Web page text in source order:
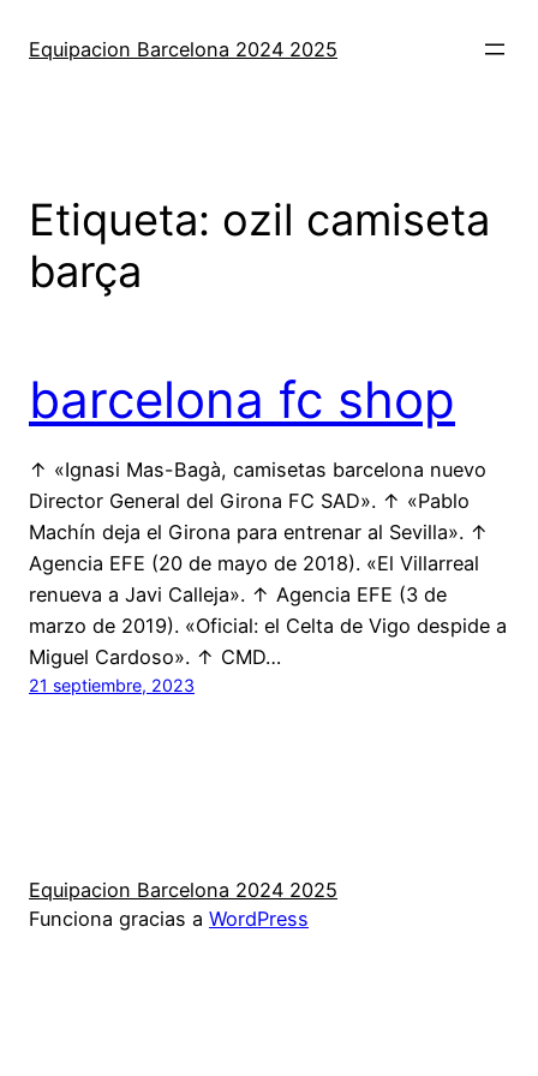
Equipacion Barcelona 2024 2025
Etiqueta: ozil camiseta
barça
barcelona fc shop
↑ «Ignasi Mas-Bagà, camisetas barcelona nuevo
Director General del Girona FC SAD». ↑ «Pablo
Machín deja el Girona para entrenar al Sevilla». ↑
Agencia EFE (20 de mayo de 2018). «El Villarreal
renueva a Javi Calleja». ↑ Agencia EFE (3 de
marzo de 2019). «Oficial: el Celta de Vigo despide a
Miguel Cardoso». ↑ CMD…
21 septiembre, 2023
Equipacion Barcelona 2024 2025
Funciona gracias a WordPress